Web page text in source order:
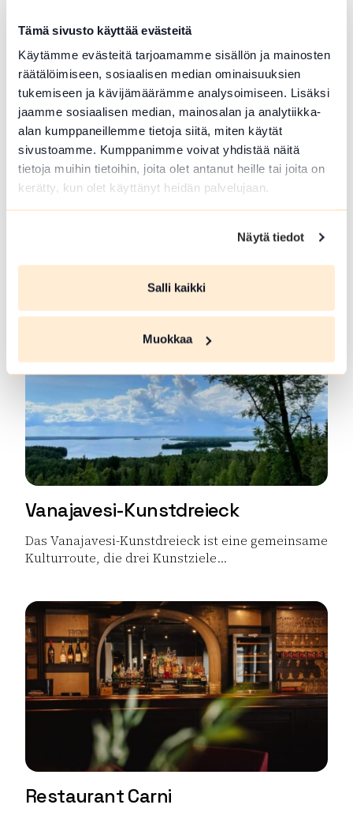
Tämä sivusto käyttää evästeitä
Käytämme evästeitä tarjoamamme sisällön ja mainosten
räätälöimiseen, sosiaalisen median ominaisuuksien
tukemiseen ja kävijämäärämme analysoimiseen. Lisäksi
jaamme sosiaalisen median, mainosalan ja analytiikka-
alan kumppaneillemme tietoja siitä, miten käytät
sivustoamme. Kumppanimme voivat yhdistää näitä
tietoja muihin tietoihin, joita olet antanut heille tai joita on
kerätty, kun olet käyttänyt heidän palvelujaan.
Näytä tiedot
Salli kaikki
Muokkaa
Vanajavesi-Kunstdreieck
Das Vanajavesi-Kunstdreieck ist eine gemeinsame
Kulturroute, die drei Kunstziele...
Restaurant Carni